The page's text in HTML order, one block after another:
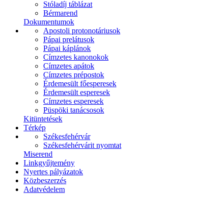
Stóladíj táblázat
Bérmarend
Dokumentumok
Apostoli protonotáriusok
Pápai prelátusok
Pápai káplánok
Címzetes kanonokok
Címzetes apátok
Címzetes prépostok
Érdemesült főesperesek
Érdemesült esperesek
Címzetes esperesek
Püspöki tanácsosok
Kitüntetések
Térkép
Székesfehérvár
Székesfehérvárit nyomtat
Miserend
Linkgyűjtemény
Nyertes pályázatok
Közbeszerzés
Adatvédelem